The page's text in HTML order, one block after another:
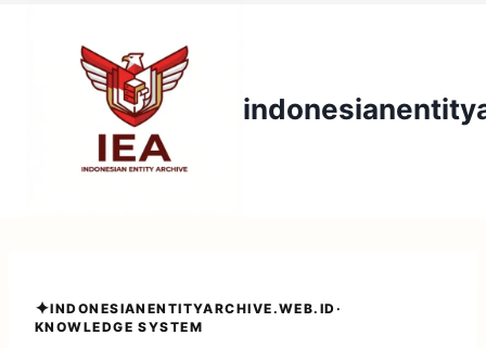
✦INDONESIANENTITYARCHIVE.WEB.ID·
KNOWLEDGE SYSTEM